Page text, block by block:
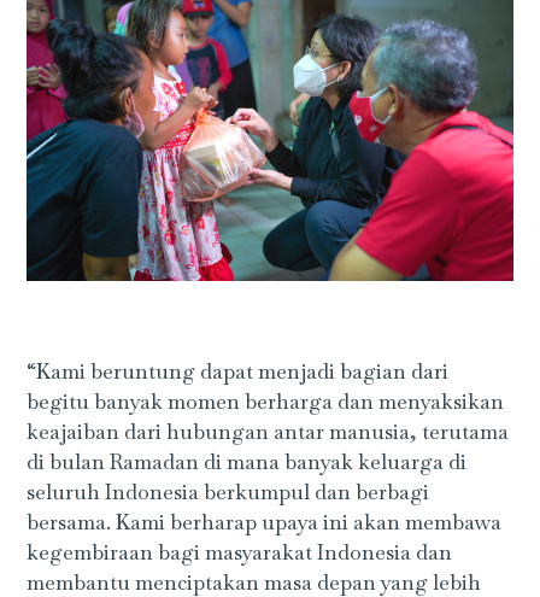
“Kami beruntung dapat menjadi bagian dari
begitu banyak momen berharga dan menyaksikan
keajaiban dari hubungan antar manusia, terutama
di bulan Ramadan di mana banyak keluarga di
seluruh Indonesia berkumpul dan berbagi
bersama. Kami berharap upaya ini akan membawa
kegembiraan bagi masyarakat Indonesia dan
membantu menciptakan masa depan yang lebih